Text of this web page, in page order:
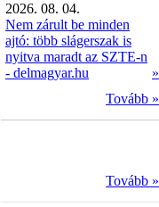
2026. 08. 04.
Nem zárult be minden
ajtó: több slágerszak is
nyitva maradt az SZTE-n
- delmagyar.hu
»
Tovább »
Tovább »